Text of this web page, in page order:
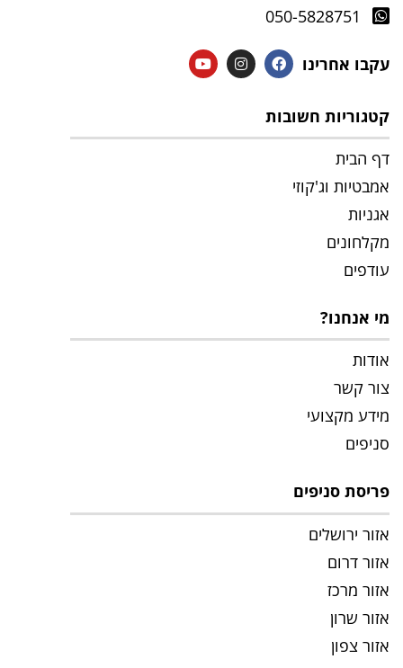
050-5828751
עקבו אחרינו
קטגוריות חשובות
דף הבית
אמבטיות וג'קוזי
אגניות
מקלחונים
עודפים
מי אנחנו?
אודות
צור קשר
מידע מקצועי
סניפים
פריסת סניפים
אזור ירושלים
אזור דרום
אזור מרכז
אזור שרון
אזור צפון